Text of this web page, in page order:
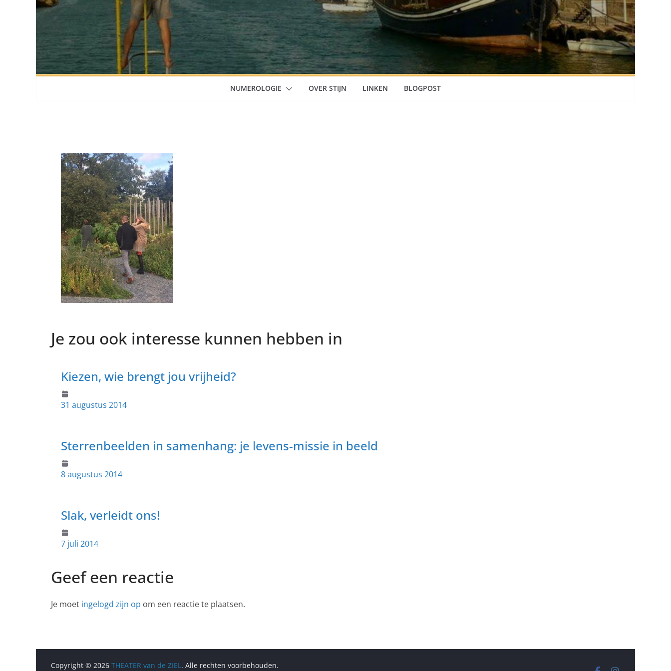
NUMEROLOGIE OVER STIJN LINKEN BLOGPOST
Je zou ook interesse kunnen hebben in
Kiezen, wie brengt jou vrijheid?
31 augustus 2014
Sterrenbeelden in samenhang: je levens-missie in beeld
8 augustus 2014
Slak, verleidt ons!
7 juli 2014
Geef een reactie
Je moet ingelogd zijn op om een reactie te plaatsen.
Copyright © 2026 THEATER van de ZIEL. Alle rechten voorbehouden.